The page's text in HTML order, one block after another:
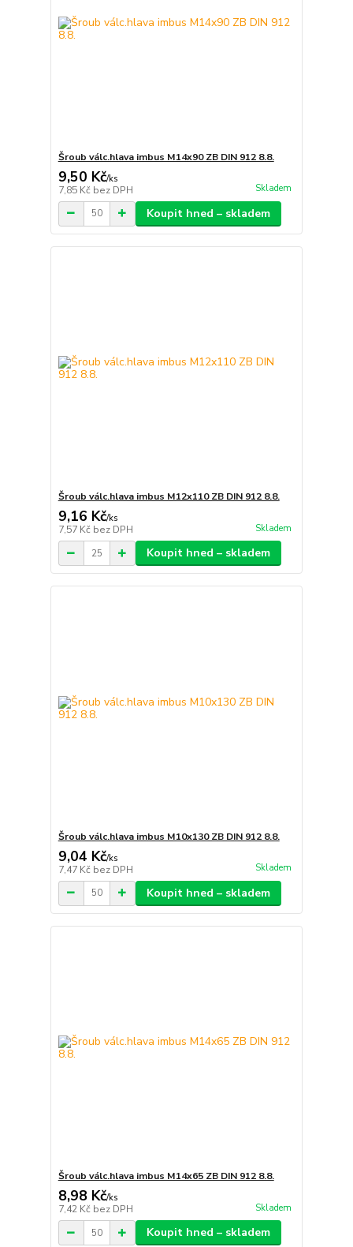
Šroub válc.hlava imbus M14x90 ZB DIN 912 8.8.
9,50 Kč/ks
7,85 Kč bez DPH Skladem
Koupit hned – skladem
Šroub válc.hlava imbus M12x110 ZB DIN 912 8.8.
9,16 Kč/ks
7,57 Kč bez DPH Skladem
Koupit hned – skladem
Šroub válc.hlava imbus M10x130 ZB DIN 912 8.8.
9,04 Kč/ks
7,47 Kč bez DPH Skladem
Koupit hned – skladem
Šroub válc.hlava imbus M14x65 ZB DIN 912 8.8.
8,98 Kč/ks
7,42 Kč bez DPH Skladem
Koupit hned – skladem